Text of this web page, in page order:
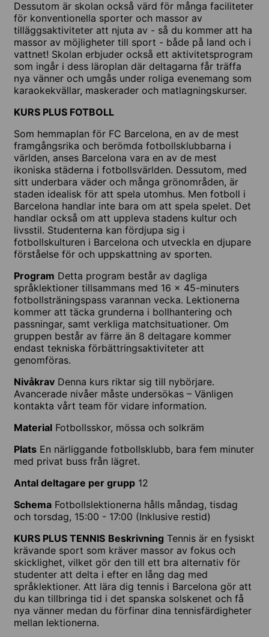
Dessutom är skolan också värd för många faciliteter
för konventionella sporter och massor av
tilläggsaktiviteter att njuta av - så du kommer att ha
massor av möjligheter till sport - både på land och i
vattnet! Skolan erbjuder också ett aktivitetsprogram
som ingår i dess läroplan där deltagarna får träffa
nya vänner och umgås under roliga evenemang som
karaokekvällar, maskerader och matlagningskurser.
KURS PLUS FOTBOLL
Som hemmaplan för FC Barcelona, en av de mest
framgångsrika och berömda fotbollsklubbarna i
världen, anses Barcelona vara en av de mest
ikoniska städerna i fotbollsvärlden. Dessutom, med
sitt underbara väder och många grönområden, är
staden idealisk för att spela utomhus. Men fotboll i
Barcelona handlar inte bara om att spela spelet. Det
handlar också om att uppleva stadens kultur och
livsstil. Studenterna kan fördjupa sig i
fotbollskulturen i Barcelona och utveckla en djupare
förståelse för och uppskattning av sporten.
Program Detta program består av dagliga
språklektioner tillsammans med 16 x 45-minuters
fotbollsträningspass varannan vecka. Lektionerna
kommer att täcka grunderna i bollhantering och
passningar, samt verkliga matchsituationer. Om
gruppen består av färre än 8 deltagare kommer
endast tekniska förbättringsaktiviteter att
genomföras.
Nivåkrav Denna kurs riktar sig till nybörjare.
Avancerade nivåer måste undersökas – Vänligen
kontakta vårt team för vidare information.
Material Fotbollsskor, mössa och solkräm
Plats En närliggande fotbollsklubb, bara fem minuter
med privat buss från lägret.
Antal deltagare per grupp 12
Schema Fotbollslektionerna hålls måndag, tisdag
och torsdag, 15:00 - 17:00 (Inklusive restid)
KURS PLUS TENNIS Beskrivning Tennis är en fysiskt
krävande sport som kräver massor av fokus och
skicklighet, vilket gör den till ett bra alternativ för
studenter att delta i efter en lång dag med
språklektioner. Att lära dig tennis i Barcelona gör att
du kan tillbringa tid i det spanska solskenet och få
nya vänner medan du förfinar dina tennisfärdigheter
mellan lektionerna.